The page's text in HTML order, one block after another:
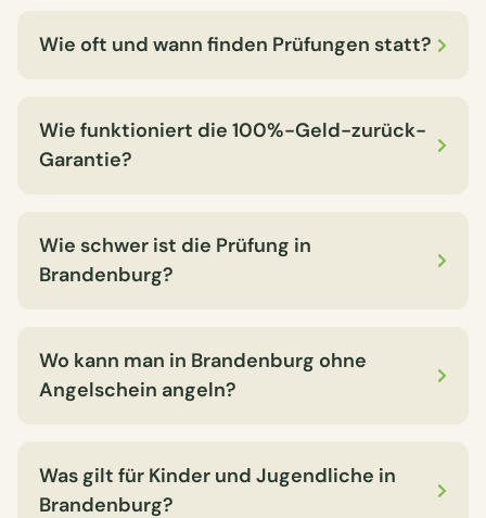
Wie oft und wann finden Prüfungen statt?
Wie funktioniert die 100%-Geld-zurück-
Garantie?
Wie schwer ist die Prüfung in
Brandenburg?
Wo kann man in Brandenburg ohne
Angelschein angeln?
Was gilt für Kinder und Jugendliche in
Brandenburg?